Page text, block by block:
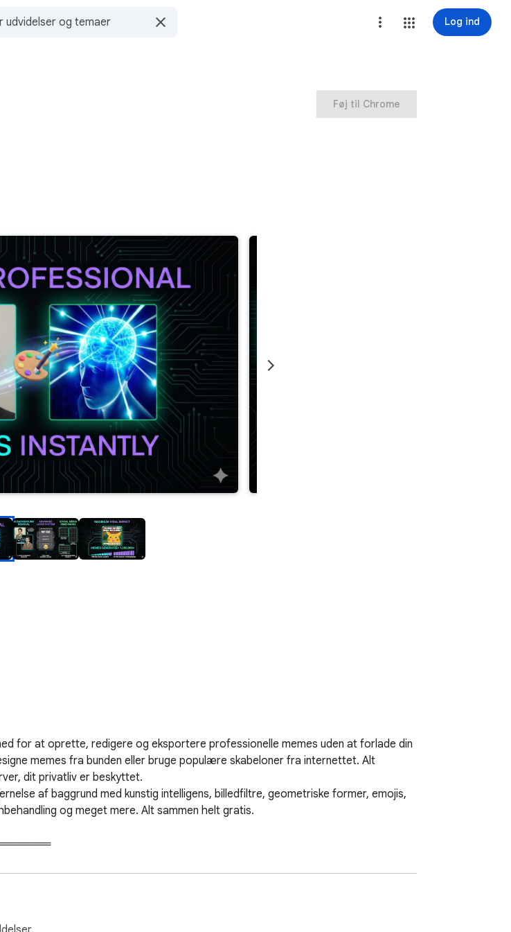
Log ind
Føj til Chrome
for at oprette, redigere og eksportere professionelle memes uden at forlade din
memes fra bunden eller bruge populære skabeloner fra internettet. Alt
dit privatliv er beskyttet.
af baggrund med kunstig intelligens, billedfiltre, geometriske former, emojis,
og meget mere. Alt sammen helt gratis.
(øverste højre hjørne af browseren).